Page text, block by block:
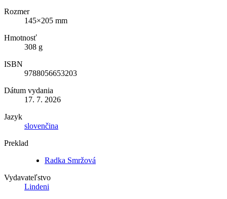
Rozmer
145×205 mm
Hmotnosť
308 g
ISBN
9788056653203
Dátum vydania
17. 7. 2026
Jazyk
slovenčina
Preklad
Radka Smržová
Vydavateľstvo
Lindeni